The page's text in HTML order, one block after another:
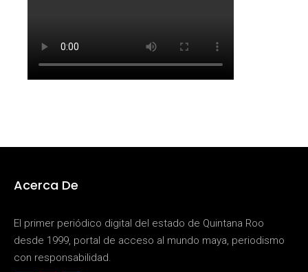
Acerca De
El primer periódico digital del estado de Quintana Roo
desde 1999, portal de acceso al mundo maya, periodismo
con responsabilidad.